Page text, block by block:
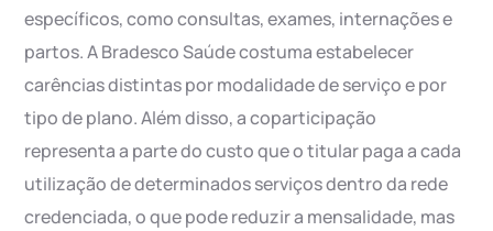
específicos, como consultas, exames, internações e
partos. A Bradesco Saúde costuma estabelecer
carências distintas por modalidade de serviço e por
tipo de plano. Além disso, a coparticipação
representa a parte do custo que o titular paga a cada
utilização de determinados serviços dentro da rede
credenciada, o que pode reduzir a mensalidade, mas